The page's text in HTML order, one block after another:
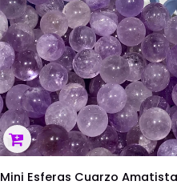
AGREGAR AL
Mini
Mini Esferas Cuarzo Amatista